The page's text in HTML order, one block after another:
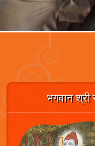
भगवान श्री